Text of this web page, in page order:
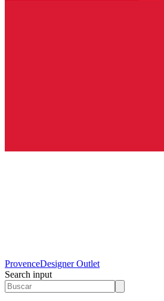
ProvenceDesigner Outlet
Search input